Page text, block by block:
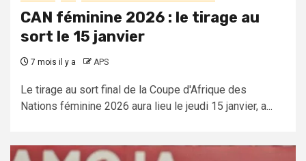
CAN féminine 2026 : le tirage au
sort le 15 janvier
7 mois il y a APS
Le tirage au sort final de la Coupe d'Afrique des
Nations féminine 2026 aura lieu le jeudi 15 janvier, a...